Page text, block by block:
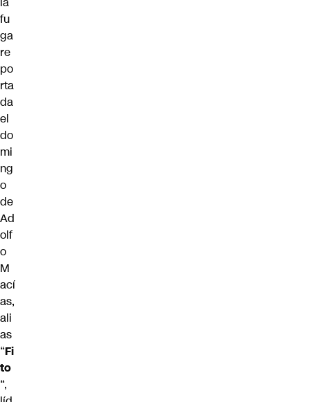
fu
ga
re
po
rta
da
el
do
mi
ng
o
de
Ad
olf
o
M
ací
as,
ali
as
“Fi
to
“,